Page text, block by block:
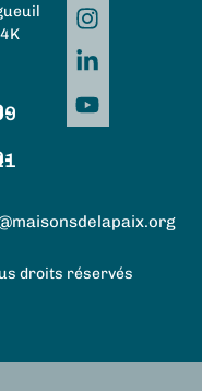
droits réservés